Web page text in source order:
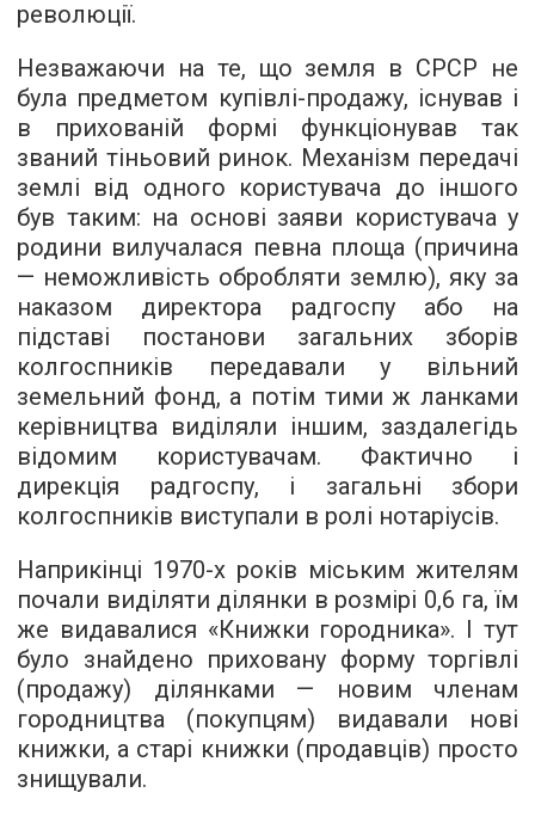
революції.
Незважаючи на те, що земля в СРСР не
була предметом купівлі-продажу, існував і
в прихованій формі функціонував так
званий тіньовий ринок. Механізм передачі
землі від одного користувача до іншого
був таким: на основі заяви користувача у
родини вилучалася певна площа (причина
— неможливість обробляти землю), яку за
наказом директора радгоспу або на
підставі постанови загальних зборів
колгоспників передавали у вільний
земельний фонд, а потім тими ж ланками
керівництва виділяли іншим, заздалегідь
відомим користувачам. Фактично і
дирекція радгоспу, і загальні збори
колгоспників виступали в ролі нотаріусів.
Наприкінці 1970-х років міським жителям
почали виділяти ділянки в розмірі 0,6 га, їм
же видавалися «Книжки городника». І тут
було знайдено приховану форму торгівлі
(продажу) ділянками — новим членам
городництва (покупцям) видавали нові
книжки, а старі книжки (продавців) просто
знищували.